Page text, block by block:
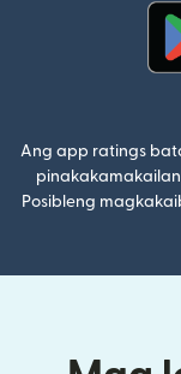
Ang app ratings
Posibleng